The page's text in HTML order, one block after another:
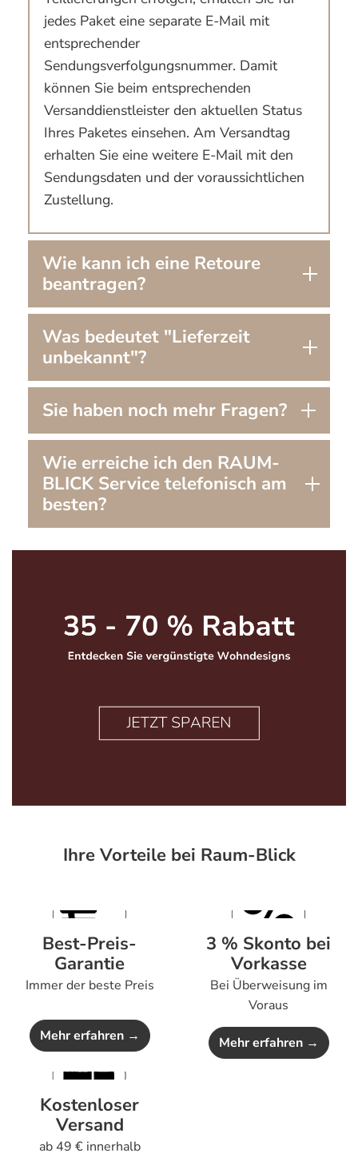
jedes Paket eine separate E-Mail mit
entsprechender
Sendungsverfolgungsnummer. Damit
können Sie beim entsprechenden
Versanddienstleister den aktuellen Status
Ihres Paketes einsehen. Am Versandtag
erhalten Sie eine weitere E-Mail mit den
Sendungsdaten und der voraussichtlichen
Zustellung.
Wie kann ich eine Retoure
beantragen?
Was bedeutet "Lieferzeit
unbekannt"?
Sie haben noch mehr Fragen?
Wie erreiche ich den RAUM-
BLICK Service telefonisch am
besten?
Ihre Vorteile bei Raum-Blick
Best-Preis-
Garantie
Immer der beste Preis
Mehr erfahren →
3 % Skonto bei
Vorkasse
Bei Überweisung im
Voraus
Mehr erfahren →
Kostenloser
Versand
ab 49 € innerhalb